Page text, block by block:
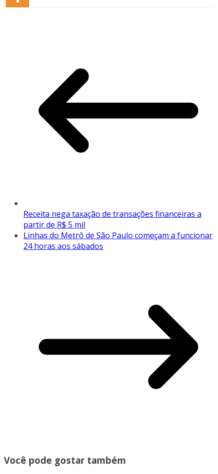
Receita nega taxação de transações financeiras a
partir de R$ 5 mil
Linhas do Metrô de São Paulo começam a funcionar
24 horas aos sábados
Você pode gostar também